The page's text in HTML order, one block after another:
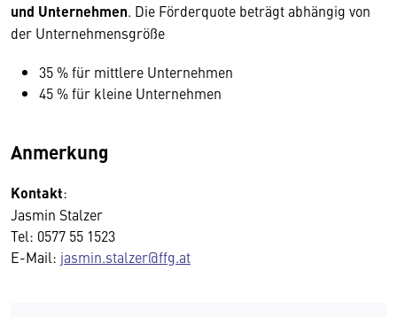
und Unternehmen. Die Förderquote beträgt abhängig von
der Unternehmensgröße
35 % für mittlere Unternehmen
45 % für kleine Unternehmen
Anmerkung
Kontakt:
Jasmin Stalzer
Tel: 0577 55 1523
E-Mail: jasmin.stalzer@ffg.at